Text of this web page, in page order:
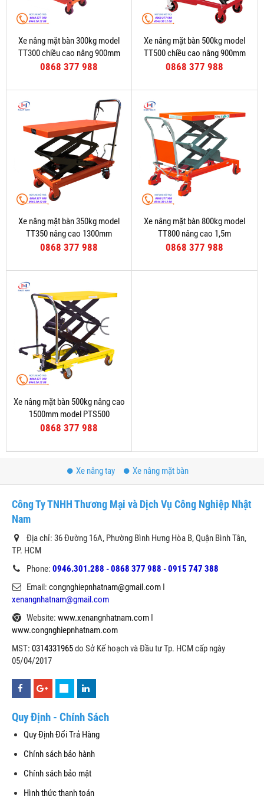
Xe nâng mặt bàn 300kg model
TT300 chiều cao nâng 900mm
0868 377 988
Xe nâng mặt bàn 500kg model
TT500 chiều cao nâng 900mm
0868 377 988
Xe nâng mặt bàn 350kg model
TT350 nâng cao 1300mm
0868 377 988
Xe nâng mặt bàn 800kg model
TT800 nâng cao 1,5m
0868 377 988
Xe nâng mặt bàn 500kg nâng cao
1500mm model PTS500
0868 377 988
Xe nâng tay Xe nâng mặt bàn
Công Ty TNHH Thương Mại và Dịch Vụ Công Nghiệp Nhật
Nam
Địa chỉ: 36 Đường 16A, Phường Bình Hưng Hòa B, Quận Bình Tân,
TP. HCM
Phone: 0946.301.288 - 0868 377 988 - 0915 747 388
Email: congnghiepnhatnam@gmail.com I
xenangnhatnam@gmail.com
Website: www.xenangnhatnam.com I
www.congnghiepnhatnam.com
MST: 0314331965do Sở Kế hoạch và Đầu tư Tp. HCM cấp ngày
05/04/2017
Quy Định - Chính Sách
Quy Định Đổi Trả Hàng
Chính sách bảo hành
Chính sách bảo mật
Hình thức thanh toán